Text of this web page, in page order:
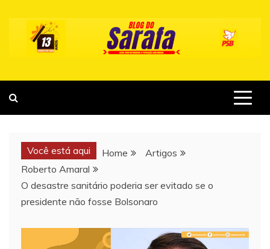
content
Você está aqui Home
Artigos
Roberto Amaral
O desastre sanitário poderia ser evitado se o
presidente não fosse Bolsonaro